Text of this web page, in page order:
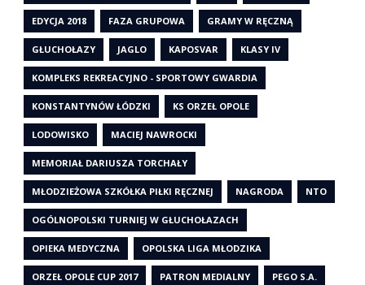
EDYCJA 2018 FAZA GRUPOWA GRAMY W RĘCZNĄ
GŁUCHOŁAZY JAGLO KAPOSVAR KLASY IV
KOMPLEKS REKREACYJNO - SPORTOWY GWARDIA
KONSTANTYNÓW ŁÓDZKI KS ORZEŁ OPOLE
LODOWISKO MACIEJ NAWROCKI
MEMORIAŁ DARIUSZA TORCHAŁY
MŁODZIEŻOWA SZKÓŁKA PIŁKI RĘCZNEJ NAGRODA NTO
OGÓLNOPOLSKI TURNIEJ W GŁUCHOŁAZACH
OPIEKA MEDYCZNA OPOLSKA LIGA MŁODZIKA
ORZEŁ OPOLE CUP 2017 PATRON MEDIALNY PEGO S.A.